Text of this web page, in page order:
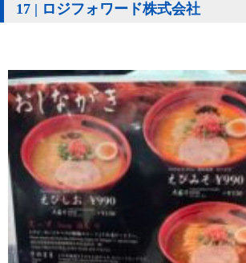
17 | ロジフォワード株式会社